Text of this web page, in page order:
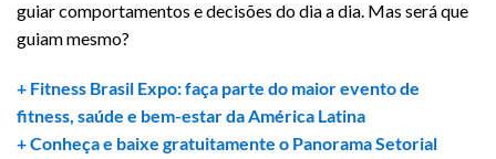
guiar comportamentos e decisões do dia a dia. Mas será que
guiam mesmo?
+ Fitness Brasil Expo: faça parte do maior evento de
fitness, saúde e bem-estar da América Latina
+ Conheça e baixe gratuitamente o Panorama Setorial